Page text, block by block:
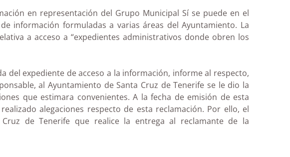
en representación del Grupo Municipal Sí se puede en el
información formuladas a varias áreas del Ayuntamiento. La
a acceso a “expedientes administrativos donde obren los
del expediente de acceso a la información, informe al respecto,
al Ayuntamiento de Santa Cruz de Tenerife se le dio la
que estimara convenientes. A la fecha de emisión de esta
alegaciones respecto de esta reclamación. Por ello, el
de Tenerife que realice la entrega al reclamante de la